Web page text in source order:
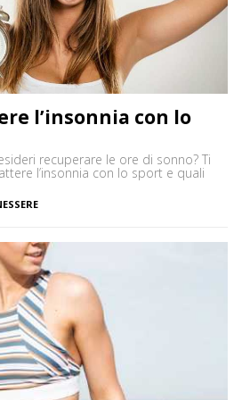
l’insonnia con lo
recuperare le ore di sonno? Ti
l’insonnia con lo sport e quali